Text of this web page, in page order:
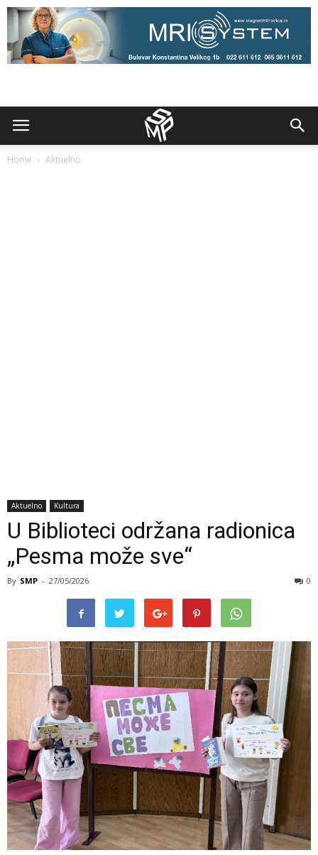
Home Aktuelno
Aktuelno Kultura
U Biblioteci održana radionica
„Pesma može sve“
By SMP - 27/05/2026 0